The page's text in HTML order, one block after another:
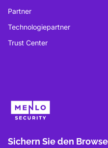
Partner
Technologiepartner
Trust Center
Sichern Sie den